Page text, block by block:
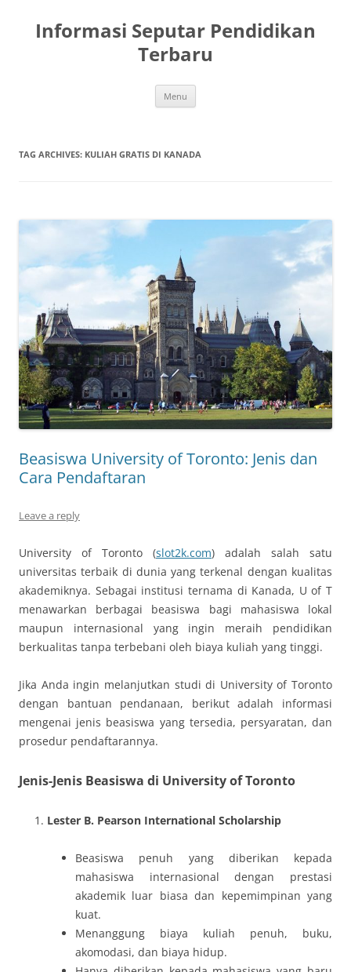
content
Informasi Seputar Pendidikan
Terbaru
Menu
TAG ARCHIVES: KULIAH GRATIS DI KANADA
Beasiswa University of Toronto: Jenis dan
Cara Pendaftaran
Leave a reply
University of Toronto (slot2k.com) adalah salah satu
universitas terbaik di dunia yang terkenal dengan kualitas
akademiknya. Sebagai institusi ternama di Kanada, U of T
menawarkan berbagai beasiswa bagi mahasiswa lokal
maupun internasional yang ingin meraih pendidikan
berkualitas tanpa terbebani oleh biaya kuliah yang tinggi.
Jika Anda ingin melanjutkan studi di University of Toronto
dengan bantuan pendanaan, berikut adalah informasi
mengenai jenis beasiswa yang tersedia, persyaratan, dan
prosedur pendaftarannya.
Jenis-Jenis Beasiswa di University of Toronto
Lester B. Pearson International Scholarship
Beasiswa penuh yang diberikan kepada
mahasiswa internasional dengan prestasi
akademik luar biasa dan kepemimpinan yang
kuat.
Menanggung biaya kuliah penuh, buku,
akomodasi, dan biaya hidup.